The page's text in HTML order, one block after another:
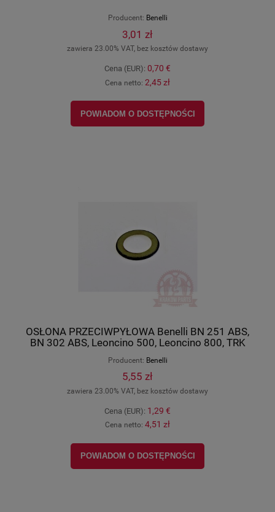
Producent: Benelli
3,01 zł
zawiera 23.00% VAT, bez kosztów dostawy
Cena (EUR): 0,70 €
Cena netto: 2,45 zł
POWIADOM O DOSTĘPNOŚCI
OSŁONA PRZECIWPYŁOWA Benelli BN 251 ABS,
BN 302 ABS, Leoncino 500, Leoncino 800, TRK
Producent: Benelli
5,55 zł
zawiera 23.00% VAT, bez kosztów dostawy
Cena (EUR): 1,29 €
Cena netto: 4,51 zł
POWIADOM O DOSTĘPNOŚCI